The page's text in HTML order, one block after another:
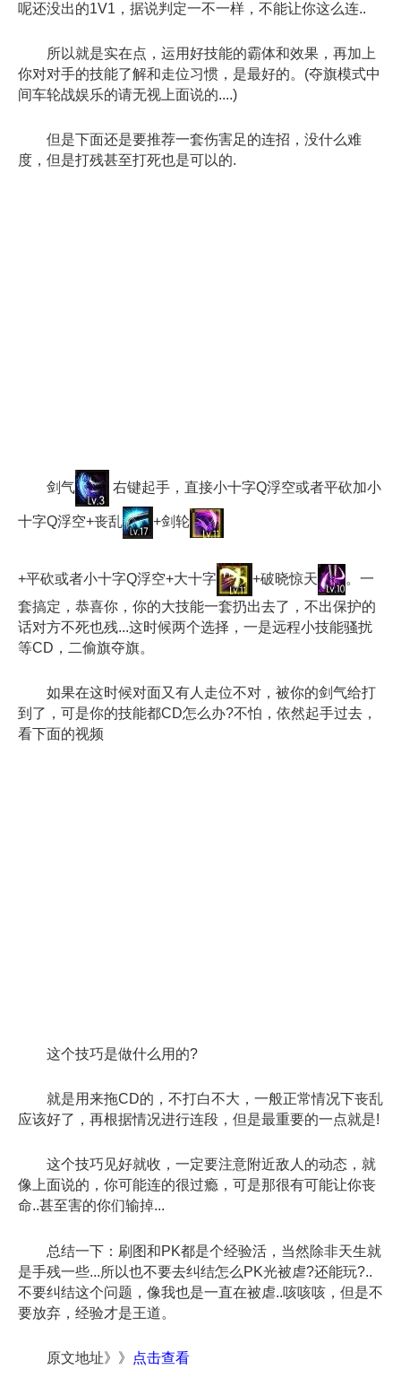
呢还没出的1V1，据说判定一不一样，不能让你这么连..
所以就是实在点，运用好技能的霸体和效果，再加上
你对对手的技能了解和走位习惯，是最好的。(夺旗模式中
间车轮战娱乐的请无视上面说的....)
但是下面还是要推荐一套伤害足的连招，没什么难
度，但是打残甚至打死也是可以的.
剑气 右键起手，直接小十字Q浮空或者平砍加小
十字Q浮空+丧乱 +剑轮
+平砍或者小十字Q浮空+大十字 +破晓惊天
。一
套搞定，恭喜你，你的大技能一套扔出去了，不出保护的
话对方不死也残...这时候两个选择，一是远程小技能骚扰
等CD，二偷旗夺旗。
如果在这时候对面又有人走位不对，被你的剑气给打
到了，可是你的技能都CD怎么办?不怕，依然起手过去，
看下面的视频
这个技巧是做什么用的?
就是用来拖CD的，不打白不大，一般正常情况下丧乱
应该好了，再根据情况进行连段，但是最重要的一点就是!
这个技巧见好就收，一定要注意附近敌人的动态，就
像上面说的，你可能连的很过瘾，可是那很有可能让你丧
命..甚至害的你们输掉...
总结一下：刷图和PK都是个经验活，当然除非天生就
是手残一些...所以也不要去纠结怎么PK光被虐?还能玩?..
不要纠结这个问题，像我也是一直在被虐..咳咳咳，但是不
要放弃，经验才是王道。
原文地址》》 点击查看